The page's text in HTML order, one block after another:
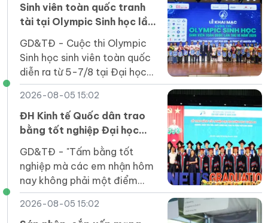
Sinh viên toàn quốc tranh
tài tại Olympic Sinh học lần
GD&TĐ - Cuộc thi Olympic
Sinh học sinh viên toàn quốc
diễn ra từ 5-7/8 tại Đại học
Duy Tân thu hút 164 thí sinh
của 31 cơ sở giáo dục đại học
tham gia.
2026-08-05 15:02
ĐH Kinh tế Quốc dân trao
bằng tốt nghiệp Đại học
chính quy khóa 64 Chương
trình Tiên tiến, Chất lượng
cao, POHE và Phân tích kinh
doanh
GD&TĐ - "Tấm bằng tốt
nghiệp mà các em nhận hôm
nay không phải một điểm
dừng mà là tấm vé để các
em bước vào một sân chơi
2026-08-05 15:02